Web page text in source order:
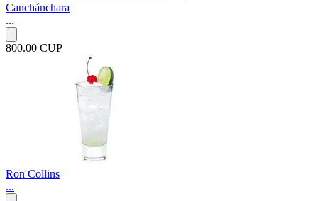
Canchánchara
...
800.00 CUP
Ron Collins
...